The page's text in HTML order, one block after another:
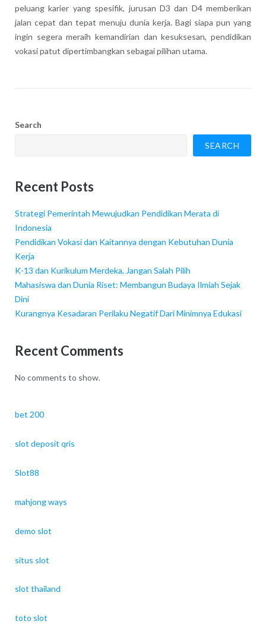
peluang karier yang spesifik, jurusan D3 dan D4 memberikan
jalan cepat dan tepat menuju dunia kerja. Bagi siapa pun yang
ingin segera meraih kemandirian dan kesuksesan, pendidikan
vokasi patut dipertimbangkan sebagai pilihan utama.
Search
SEARCH
Recent Posts
Strategi Pemerintah Mewujudkan Pendidikan Merata di
Indonesia
Pendidikan Vokasi dan Kaitannya dengan Kebutuhan Dunia
Kerja
K-13 dan Kurikulum Merdeka, Jangan Salah Pilih
Mahasiswa dan Dunia Riset: Membangun Budaya Ilmiah Sejak
Dini
Kurangnya Kesadaran Perilaku Negatif Dari Minimnya Edukasi
Recent Comments
No comments to show.
bet 200
slot deposit qris
Slot88
mahjong ways
demo slot
situs slot
slot thailand
toto slot